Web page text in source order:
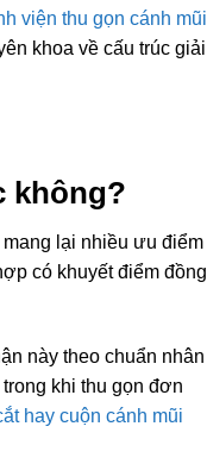
viện thu gọn cánh mũi
khoa về cấu trúc giải
không?
lại nhiều ưu điểm
có khuyết điểm đồng
này theo chuẩn nhân
khi thu gọn đơn
hay cuộn cánh mũi